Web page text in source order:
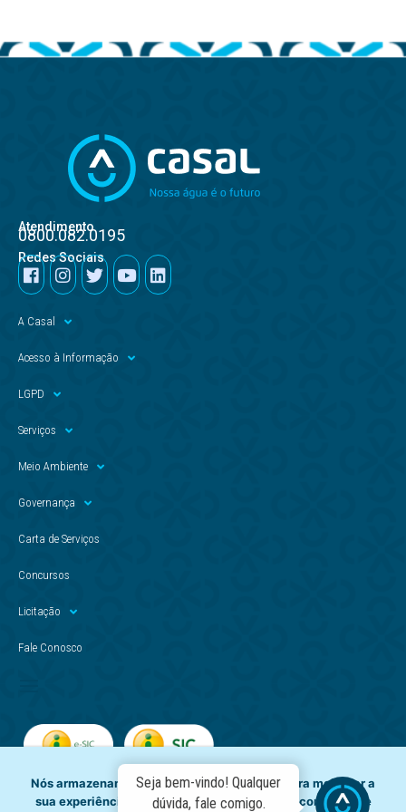
Atendimento
0800.082.0195
Redes Sociais
A Casal
Acesso à Informação
LGPD
Serviços
Meio Ambiente
Governança
Carta de Serviços
Concursos
Licitação
Fale Conosco
Nós armazenamos dados temporariamente para melhorar a
sua experiência de navegação e recomendar conteúdo de
Seja bem-vindo! Qualquer
dúvida, fale comigo.